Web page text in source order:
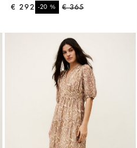
€ 365
-20%
€ 292